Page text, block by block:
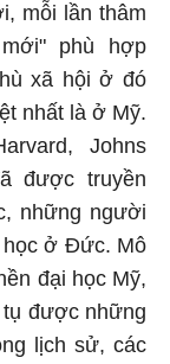
mỗi lần thâm
phù hợp
xã hội ở đó
nhất là ở Mỹ.
Johns
được truyền
những người
học ở Đức. Mô
đại học Mỹ,
được những
lịch sử, các